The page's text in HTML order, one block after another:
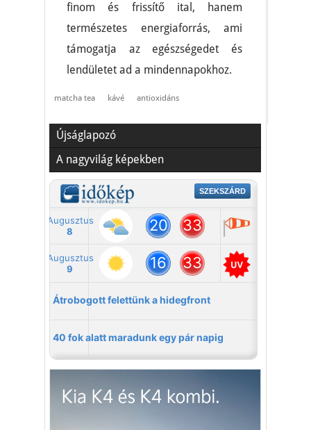
finom és frissítő ital, hanem
természetes energiaforrás, ami
támogatja az egészségedet és
lendületet ad a mindennapokhoz.
matcha tea kávé antioxidáns
Újságlapozó
A nagyvilág képekben